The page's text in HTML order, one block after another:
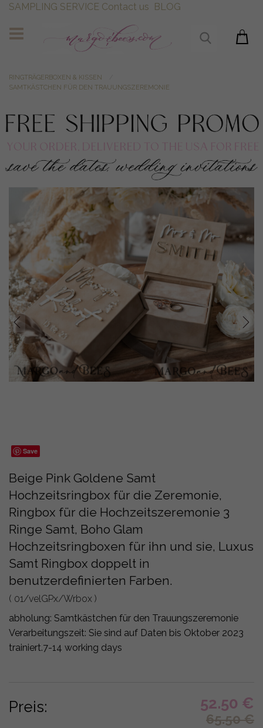
SAMPLING SERVICE Contact us BLOG
RINGTRÄGERBOXEN & KISSEN
SAMTKÄSTCHEN FÜR DEN TRAUUNGSZEREMONIE
prev next
Save
Beige Pink Goldene Samt
Hochzeitsringbox für die Zeremonie,
Ringbox für die Hochzeitszeremonie 3
Ringe Samt, Boho Glam
Hochzeitsringboxen für ihn und sie, Luxus
Samt Ringbox doppelt in
benutzerdefinierten Farben.
( 01/velGPx/Wrbox )
abholung: Samtkästchen für den Trauungszeremonie
Verarbeitungszeit: Sie sind auf Daten bis Oktober 2023
trainiert.7-14 working days
Preis: 52.50 €
65.50€